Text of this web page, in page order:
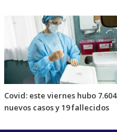
Covid: este viernes hubo 7.604
nuevos casos y 19 fallecidos